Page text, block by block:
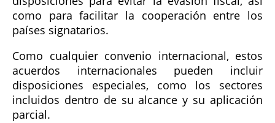
como para facilitar la cooperación entre los
países signatarios.
Como cualquier convenio internacional, estos
acuerdos internacionales pueden incluir
disposiciones especiales, como los sectores
incluidos dentro de su alcance y su aplicación
parcial.